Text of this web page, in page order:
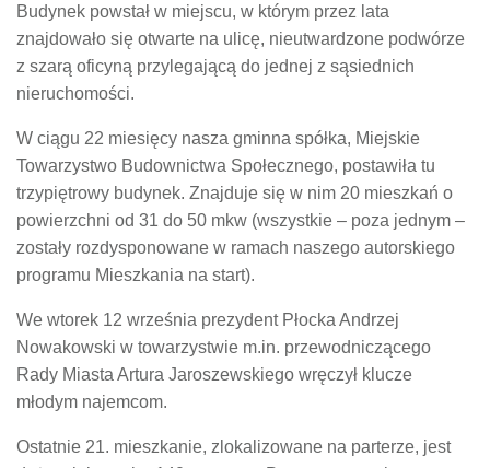
Budynek powstał w miejscu, w którym przez lata
znajdowało się otwarte na ulicę, nieutwardzone podwórze
z szarą oficyną przylegającą do jednej z sąsiednich
nieruchomości.
W ciągu 22 miesięcy nasza gminna spółka, Miejskie
Towarzystwo Budownictwa Społecznego, postawiła tu
trzypiętrowy budynek. Znajduje się w nim 20 mieszkań o
powierzchni od 31 do 50 mkw (wszystkie – poza jednym –
zostały rozdysponowane w ramach naszego autorskiego
programu Mieszkania na start).
We wtorek 12 września prezydent Płocka Andrzej
Nowakowski w towarzystwie m.in. przewodniczącego
Rady Miasta Artura Jaroszewskiego wręczył klucze
młodym najemcom.
Ostatnie 21. mieszkanie, zlokalizowane na parterze, jest